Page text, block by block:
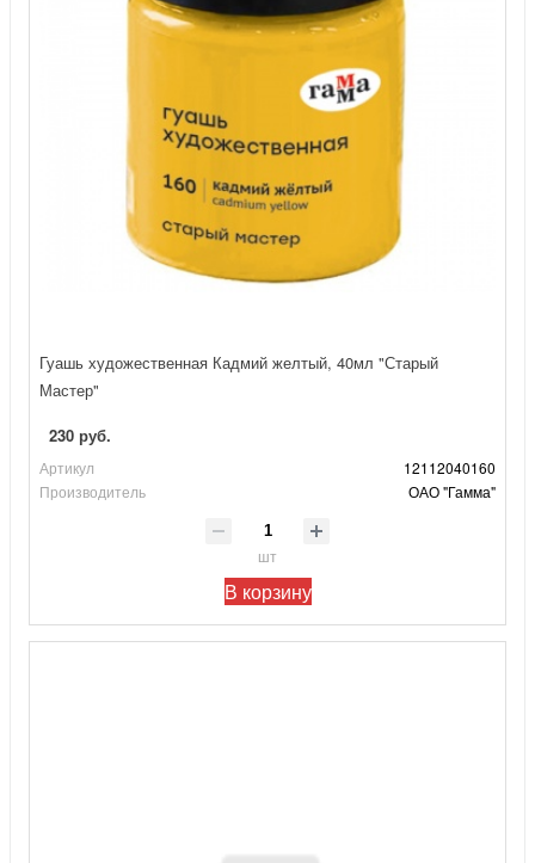
Гуашь художественная Кадмий желтый, 40мл "Старый
Мастер"
230 руб.
Артикул
12112040160
Производитель
ОАО "Гамма"
шт
В корзину